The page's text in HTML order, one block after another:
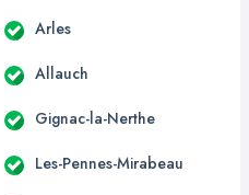
Arles
Allauch
Gignac-la-Nerthe
Les-Pennes-Mirabeau